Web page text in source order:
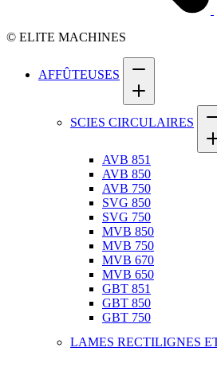
© ELITE MACHINES
AFFÛTEUSES
SCIES CIRCULAIRES
AVB 851
AVB 850
AVB 750
SVG 850
SVG 750
MVB 850
MVB 750
MVB 670
MVB 650
GBT 851
GBT 850
GBT 750
LAMES RECTILIGNES